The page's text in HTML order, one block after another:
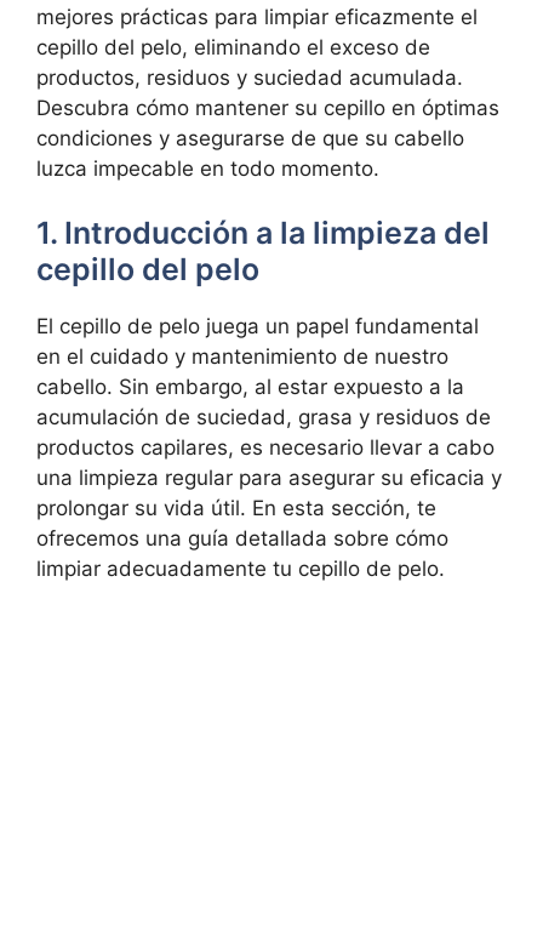
mejores prácticas para limpiar eficazmente el
cepillo del pelo, eliminando el exceso de
productos, residuos y suciedad acumulada.
Descubra cómo mantener su cepillo en óptimas
condiciones y asegurarse de que su cabello
luzca impecable en todo momento.
1. Introducción a la limpieza del
cepillo del pelo
El cepillo de pelo juega un papel fundamental
en el cuidado y mantenimiento de nuestro
cabello. Sin embargo, al estar expuesto a la
acumulación de suciedad, grasa y residuos de
productos capilares, es necesario llevar a cabo
una limpieza regular para asegurar su eficacia y
prolongar su vida útil. En esta sección, te
ofrecemos una guía detallada sobre cómo
limpiar adecuadamente tu cepillo de pelo.